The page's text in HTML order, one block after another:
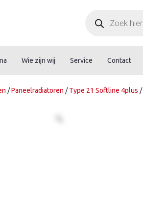
zoeken
Wie zijn wij Service Contact
/Paneelradiatoren /Type 21 Softline 4plus /